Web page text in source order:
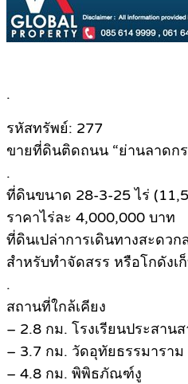
.
รหัสทรัพย์: 277
ขายที่ดินติดถนน “ย่านลาดกร
.
ที่ดินขนาด 28-3-25 ไร่
ราคาไร่ละ 4,000,000 บาท
ที่ดินเปล่าการเดินทางสะดว
สำหรับทำจัดสรร หรือโกดัง
.
สถานที่ใกล้เคียง
– 2.8 กม. โรงเรียนประสาน
– 3.7 กม. วัดอุทัยธรรมาราม
– 4.8 กม. พิพิธภัณฑ์งู